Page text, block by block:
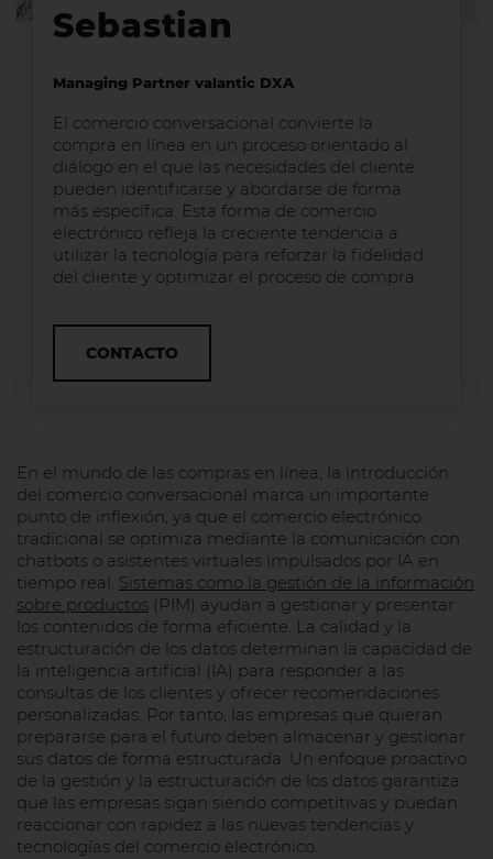
Sebastian
Managing Partner valantic DXA
El comercio conversacional convierte la
compra en línea en un proceso orientado al
diálogo en el que las necesidades del cliente
pueden identificarse y abordarse de forma
más específica. Esta forma de comercio
electrónico refleja la creciente tendencia a
utilizar la tecnología para reforzar la fidelidad
del cliente y optimizar el proceso de compra.
CONTACTO
En el mundo de las compras en línea, la introducción
del comercio conversacional marca un importante
punto de inflexión, ya que el comercio electrónico
tradicional se optimiza mediante la comunicación con
chatbots o asistentes virtuales impulsados por IA en
tiempo real. Sistemas como la gestión de la información
sobre productos (PIM) ayudan a gestionar y presentar
los contenidos de forma eficiente. La calidad y la
estructuración de los datos determinan la capacidad de
la inteligencia artificial (IA) para responder a las
consultas de los clientes y ofrecer recomendaciones
personalizadas. Por tanto, las empresas que quieran
prepararse para el futuro deben almacenar y gestionar
sus datos de forma estructurada. Un enfoque proactivo
de la gestión y la estructuración de los datos garantiza
que las empresas sigan siendo competitivas y puedan
reaccionar con rapidez a las nuevas tendencias y
tecnologías del comercio electrónico.